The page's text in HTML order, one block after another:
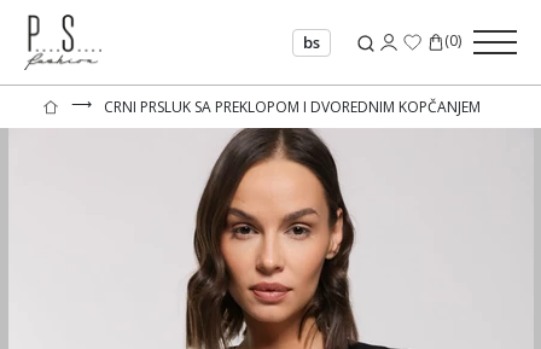
bs (0)
⟶ CRNI PRSLUK SA PREKLOPOM I DVOREDNIM KOPČANJEM